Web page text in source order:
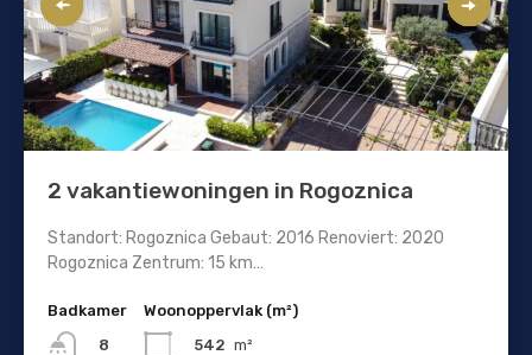
2 vakantiewoningen in Rogoznica
Standort: Rogoznica Gebaut: 2016 Renoviert: 2020
Rogoznica Zentrum: 15 km…
Badkamer
8
Woonoppervlak (m²)
542 m²